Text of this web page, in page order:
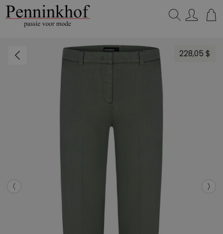
228,05 $